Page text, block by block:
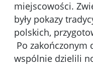
miejscowości.
były pokazy
polskich,
Po zakończonym
wspólnie dzielili